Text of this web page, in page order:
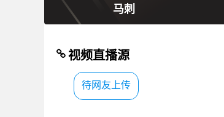
马刺
视频直播源
待网友上传